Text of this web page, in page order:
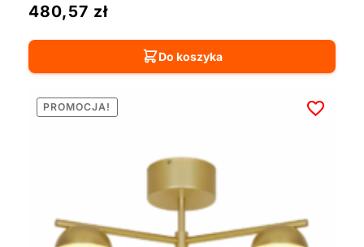
480,57 zł
Do koszyka
PROMOCJA!